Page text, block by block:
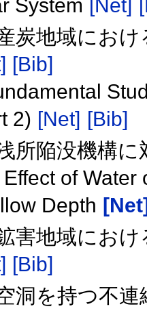
System [Net]
炭地域にお
[Bib]
2) [Net] [Bib]
所陥没機構
of
Depth [Net]
害地域にお
[Bib]
洞を持つ不